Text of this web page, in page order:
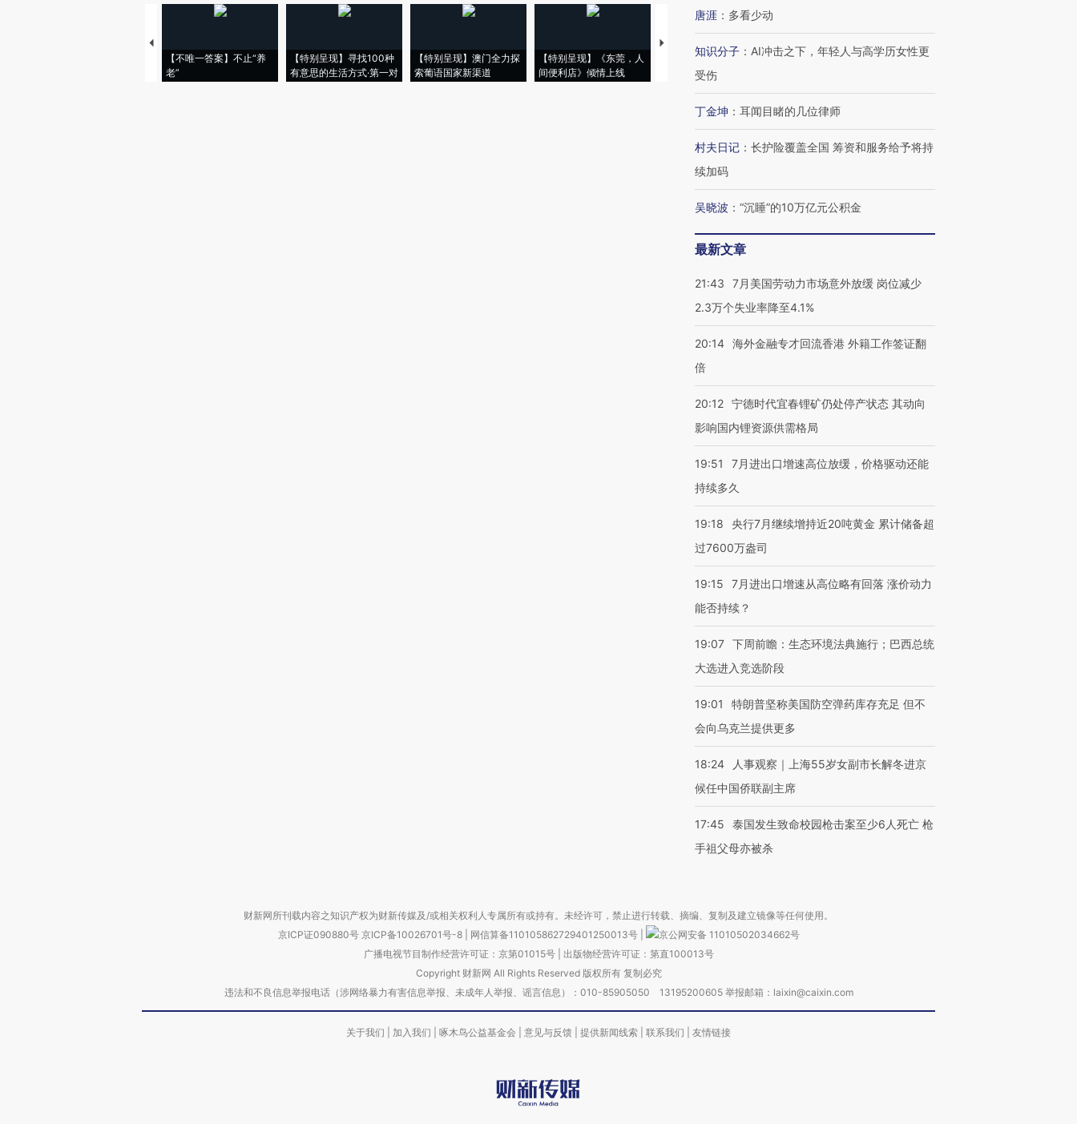
【不唯一答案】不止“养
老”
【特别呈现】寻找100种
有意思的生活方式·第一对
【特别呈现】澳门全力探
索葡语国家新渠道
【特别呈现】《东莞，人
间便利店》倾情上线
【推广】走进第四届链博
会，让数智科技“链”接产
【特别呈现】寻找100种
【商旅对话】华住集团
CFO：不靠规模取胜，华
唐涯 ： 多看少动
知识分子 ： AI冲击之下，年轻人与高学历女性更
受伤
丁金坤 ： 耳闻目睹的几位律师
村夫日记 ： 长护险覆盖全国 筹资和服务给予将持
续加码
吴晓波 ： “沉睡”的10万亿元公积金
最新文章
21:43
7月美国劳动力市场意外放缓 岗位减少
2.3万个失业率降至4.1%
20:14 海外金融专才回流香港 外籍工作签证翻
倍
20:12 宁德时代宜春锂矿仍处停产状态 其动向
影响国内锂资源供需格局
19:51
7月进出口增速高位放缓，价格驱动还能
持续多久
19:18
央行7月继续增持近20吨黄金 累计储备超
过7600万盎司
19:15
7月进出口增速从高位略有回落 涨价动力
能否持续？
19:07 下周前瞻：生态环境法典施行；巴西总统
大选进入竞选阶段
19:01
特朗普坚称美国防空弹药库存充足 但不
会向乌克兰提供更多
18:24
人事观察｜上海55岁女副市长解冬进京
候任中国侨联副主席
17:45
泰国发生致命校园枪击案至少6人死亡 枪
手祖父母亦被杀
财新网所刊载内容之知识产权为财新传媒及/或相关权利人专属所有或持有。未经许可，禁止进行转载、摘编、复制及建立镜像等任何使用。
京ICP证090880号 京ICP备10026701号-8 网信算备110105862729401250013号
京公网安备 11010502034662号
广播电视节目制作经营许可证：京第01015号| 出版物经营许可证：第直100013号
Copyright 财新网 All Rights Reserved 版权所有 复制必究
违法和不良信息举报电话（涉网络暴力有害信息举报、未成年人举报、谣言信息）：010-85905050 13195200605 举报邮箱：laixin@caixin.com
关于我们 加入我们 啄木鸟公益基金会 意见与反馈 提供新闻线索 联系我们 友情链接